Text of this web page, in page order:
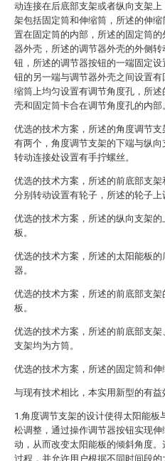
动连接在后底部支架或者纵向支架
架包括固定筒和伸缩筒，所述的伸
置在固定筒的内部，所述的固定筒
器外壳，所述的调节器外壳的外侧
钮，所述的调节器按钮的一端固定
钮的另一端与调节器外壳之间设置
缩筒上均匀设置有调节角度孔，所
壳和固定筒卡合在调节角度孔的内部
优选的技术方案，所述的角度调节
有两个，角度调节支架的下端与纵
转动连接处设置有手拧螺丝。
优选的技术方案，所述的前底部支
分别转动设置有轮子，所述的轮子上
优选的技术方案，所述的纵向支架
板。
优选的技术方案，所述的太阳能板
器。
优选的技术方案，所述的前底部支
板。
优选的技术方案，所述的前底部支架
支架均为方筒。
优选的技术方案，所述的固定筒和伸
与现有技术相比，本实用新型的有益
1.角度调节支架的设计使得太阳能板
松调整，通过操作调节器按钮实现
动，从而改变太阳能板的倾斜角度
过程，并允许用户根据不同时间段的